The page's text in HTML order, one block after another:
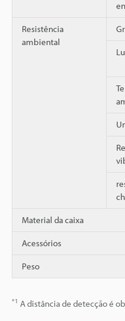
Resistência
ambiental
Material da caixa
Acessórios
Peso
*1 A distância de detecção é